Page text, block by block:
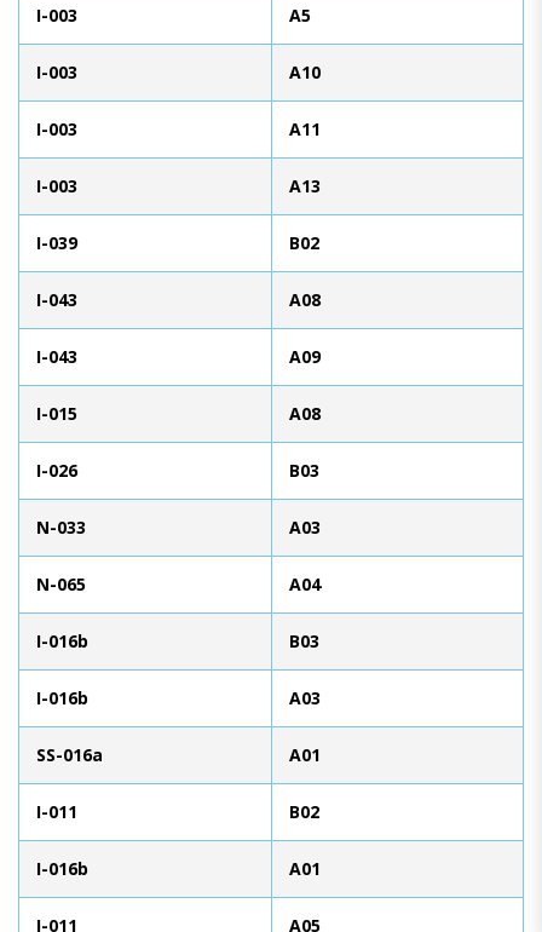
I-003 A5
I-003 A10
I-003 A11
I-003 A13
I-039 B02
I-043 A08
I-043 A09
I-015 A08
I-026 B03
N-033 A03
N-065 A04
I-016b B03
I-016b A03
SS-016a A01
I-011 B02
I-016b A01
I-011 A05